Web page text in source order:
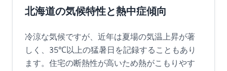
北海道の気候特性と熱中症傾向
冷涼な気候ですが、近年は夏場の気温上昇が著
しく、35℃以上の猛暑日を記録することもあり
ます。住宅の断熱性が高いため熱がこもりやす